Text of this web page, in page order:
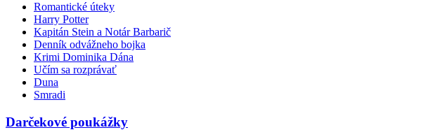
Romantické úteky
Harry Potter
Kapitán Stein a Notár Barbarič
Denník odvážneho bojka
Krimi Dominika Dána
Učím sa rozprávať
Duna
Smradi
Darčekové poukážky